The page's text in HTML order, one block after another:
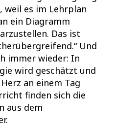
weil es im Lehrplan
ein Diagramm
Das ist
Und
immer wieder: In
wird geschätzt und
an einem Tag
finden sich die
aus dem